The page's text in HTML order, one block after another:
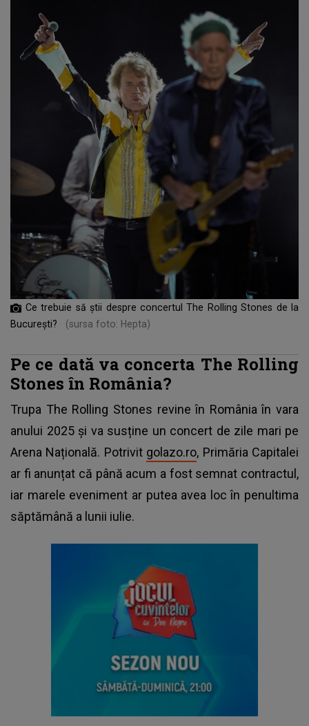
Ce trebuie să știi despre concertul The Rolling Stones de la
București?
(sursa foto: Hepta)
Pe ce dată va concerta The Rolling
Stones în România?
Trupa The Rolling Stones revine în România în vara
anului 2025 și va susține un concert de zile mari pe
Arena Națională. Potrivit golazo.ro, Primăria Capitalei
ar fi anunțat că până acum a fost semnat contractul,
iar marele eveniment ar putea avea loc în penultima
săptămână a lunii iulie.